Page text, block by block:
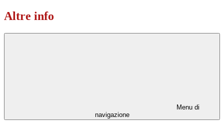
Altre info
Menu di
navigazione